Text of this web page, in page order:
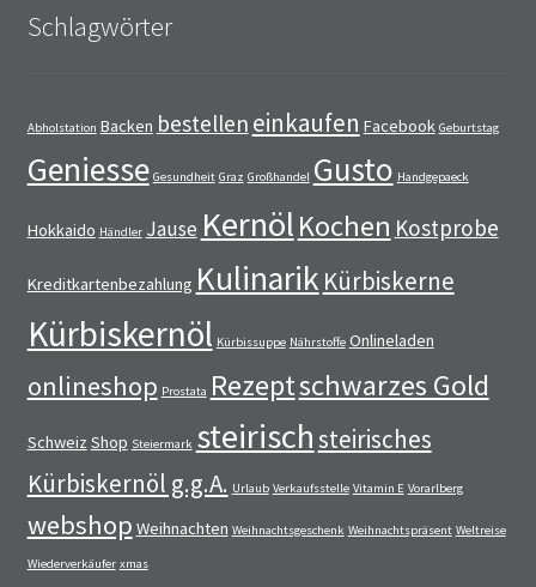
Schlagwörter
Abholstation Backen bestellen einkaufen Facebook Geburtstag
Geniesse Gesundheit Graz Großhandel Gusto Handgepaeck
Hokkaido Händler Jause KernölKochen Kostprobe
Kreditkartenbezahlung Kulinarik Kürbiskerne
Kürbiskernöl Kürbissuppe Nährstoffe Onlineladen
onlineshop Prostata Rezeptschwarzes Gold
Schweiz Shop Steiermark steirischsteirisches
Kürbiskernöl g.g.A. Urlaub Verkaufsstelle Vitamin E Vorarlberg
webshop Weihnachten Weihnachtsgeschenk Weihnachtspräsent Weltreise
Wiederverkäufer xmas